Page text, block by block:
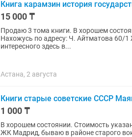
Книга карамзин история
15 000 ₸
Продаю 3 тома книги. В хорошем
Нахожусь по адресу: Ч. Айтматова 60/
интересного здесь в...
Астана, 2 августа
Книги старые советские СССР
1 000 ₸
В хорошем состоянии. Стоимость
ЖК Мадрид, бываю в районе старого